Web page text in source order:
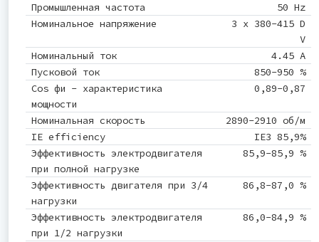
Промышленная частота
50 Hz
Номинальное напряжение
3 x 380-415 D
V
Номинальный ток
4.45 A
Пусковой ток
850-950 %
Cos фи - характеристика
мощности
0,89-0,87
Номинальная скорость
2890-2910 об/м
IE efficiency
IE3 85,9%
Эффективность электродвигателя
при полной нагрузке
85,9-85,9 %
Эффективность двигателя при 3/4
нагрузки
86,8-87,0 %
Эффективность электродвигателя
при 1/2 нагрузки
86,0-84,9 %